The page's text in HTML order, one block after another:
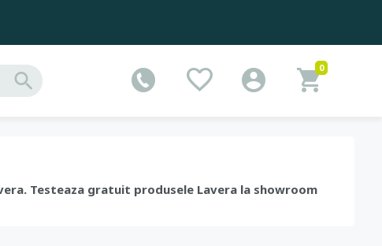
0
Testeaza gratuit produsele Lavera la showroom